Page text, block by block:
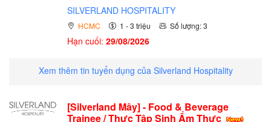
SILVERLAND HOSPITALITY
HCMC 1 - 3 triệu Số lượng: 3
Hạn cuối: 29/08/2026
Xem thêm tin tuyển dụng của Silverland Hospitality
[Silverland Mây] - Food & Beverage
Trainee / Thực Tập Sinh Ẩm Thực